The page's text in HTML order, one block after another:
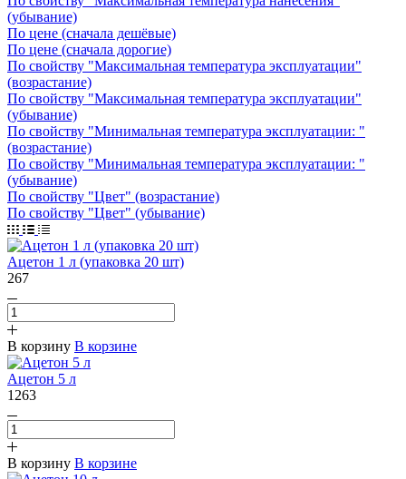
(убывание)
По цене (сначала дешёвые)
По цене (сначала дорогие)
По свойству "Максимальная температура эксплуатации"
(возрастание)
По свойству "Максимальная температура эксплуатации"
(убывание)
По свойству "Минимальная температура эксплуатации: "
(возрастание)
По свойству "Минимальная температура эксплуатации: "
(убывание)
По свойству "Цвет" (возрастание)
По свойству "Цвет" (убывание)
Ацетон 1 л (упаковка 20 шт)
267
В корзину В корзине
Ацетон 5 л
1263
В корзину В корзине